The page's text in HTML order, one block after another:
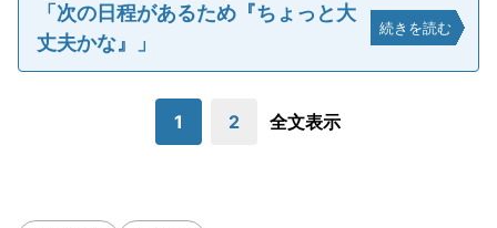
「次の日程があるため『ちょっと大
丈夫かな』」
続きを読む
1 2 全文表示